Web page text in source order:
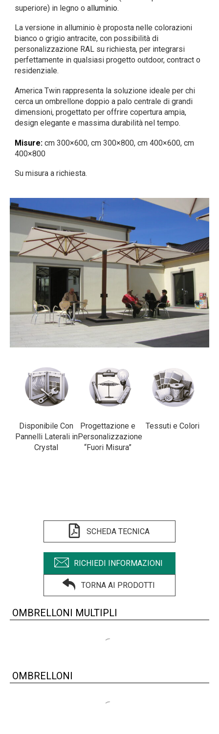
superiore) in legno o alluminio.
La versione in alluminio è proposta nelle colorazioni
bianco o grigio antracite, con possibilità di
personalizzazione RAL su richiesta, per integrarsi
perfettamente in qualsiasi progetto outdoor, contract o
residenziale.
America Twin rappresenta la soluzione ideale per chi
cerca un ombrellone doppio a palo centrale di grandi
dimensioni, progettato per offrire copertura ampia,
design elegante e massima durabilità nel tempo.
Misure: cm 300×600, cm 300×800, cm 400×600, cm
400×800
Su misura a richiesta.
Disponibile Con
Pannelli Laterali in
Crystal
Progettazione e
Personalizzazione
“Fuori Misura”
Tessuti e Colori
SCHEDA TECNICA
RICHIEDI INFORMAZIONI
TORNA AI PRODOTTI
OMBRELLONI MULTIPLI